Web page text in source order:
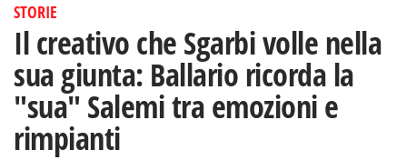
STORIE
Il creativo che Sgarbi volle nella
sua giunta: Ballario ricorda la
"sua" Salemi tra emozioni e
rimpianti